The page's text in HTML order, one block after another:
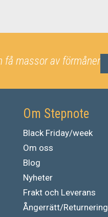
få massor av förmåner
Om Stepnote
Black Friday/week
Om oss
Blog
Nyheter
Frakt och Leverans
Ångerrätt/Returnering